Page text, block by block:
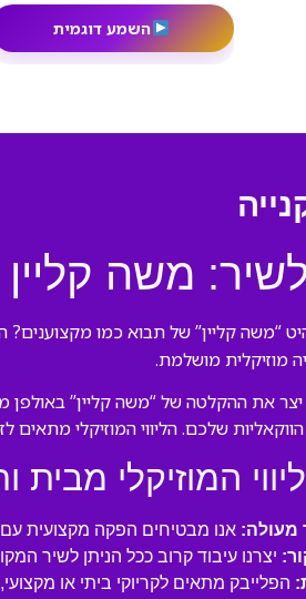
השמע דוגמית
משה
“משה קליין” של תבוא כמו מקצוענים?
מוזיקלית מושלמת.
יצר את ההקלטה של “משה קליין”
שלכם. הליווי המוזיקלי מתאים
המוזיקלי מבית
מעולה: אנו מבטיחים הפקה מקצועית עם
יצרנו עיבוד קרוב ככל הניתן לשיר
הפלייבק מתאים לקריוקי ביתי או